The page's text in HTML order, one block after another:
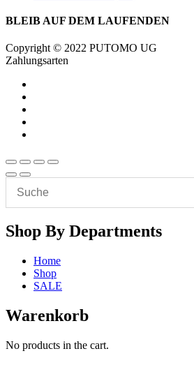
BLEIB AUF DEM LAUFENDEN
Copyright © 2022 PUTOMO UG
Zahlungsarten
Shop By Departments
Home
Shop
SALE
Warenkorb
No products in the cart.